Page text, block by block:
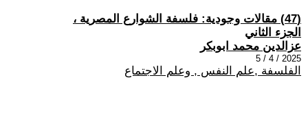
(47) مقالات وجودية: فلسفة الشوارع المصرية ،
الجزء الثاني
عزالدين محمد ابوبكر
2025 / 4 / 5
الفلسفة ,علم النفس , وعلم الاجتماع